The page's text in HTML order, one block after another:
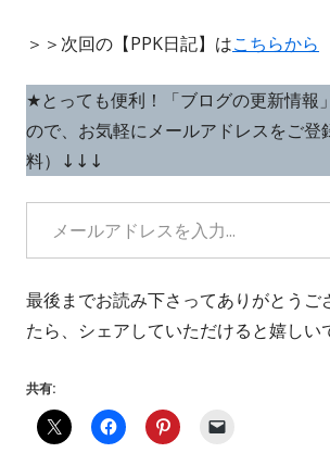
＞＞次回の【PPK日記】はこちらから
★とっても便利！「ブログの更新情報
ので、お気軽にメールアドレスをご登
料）↓↓↓
メールアドレスを入力...
最後までお読み下さってありがとうご
たら、シェアしていただけると嬉しい
共有: